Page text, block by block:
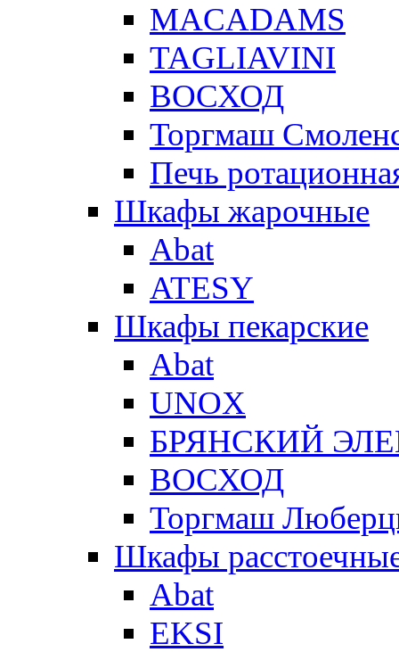
MACADAMS
TAGLIAVINI
ВОСХОД
Торгмаш
Печь
Шкафы жарочные
Abat
ATESY
Шкафы пекарские
Abat
UNOX
БРЯНСКИЙ
ВОСХОД
Торгмаш
Шкафы
Abat
EKSI